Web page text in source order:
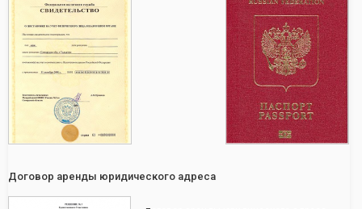
Договор аренды юридического адреса